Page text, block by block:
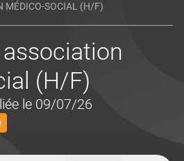
MÉDICO-SOCIAL (H/F)
(H/F)
le 09/07/26